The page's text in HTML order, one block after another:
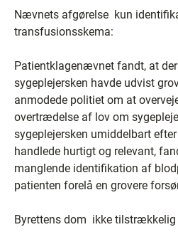
Nævnets afgørelse ­ kun
transfusionsskema:
Patientklagenævnet fandt, at
sygeplejersken havde udvist
anmodede politiet om at
overtrædelse af lov om
sygeplejersken umiddelbart
handlede hurtigt og relevant,
manglende identifikation af
patienten forelå en grovere
Byrettens dom ­ ikke